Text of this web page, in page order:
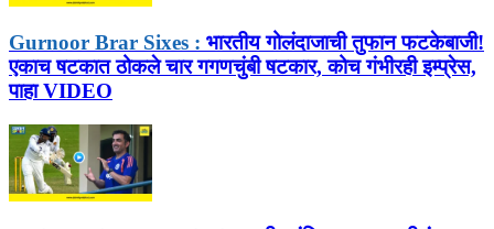
Gurnoor Brar Sixes : भारतीय गोलंदाजाची तुफान फटकेबाजी!
एकाच षटकात ठोकले चार गगणचुंबी षटकार, कोच गंभीरही इम्प्रेस,
पाहा VIDEO